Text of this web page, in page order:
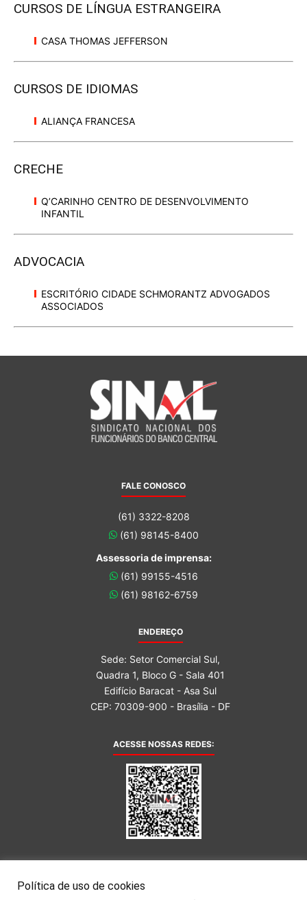
CURSOS DE LÍNGUA ESTRANGEIRA
CASA THOMAS JEFFERSON
CURSOS DE IDIOMAS
ALIANÇA FRANCESA
CRECHE
Q’CARINHO CENTRO DE DESENVOLVIMENTO
INFANTIL
ADVOCACIA
ESCRITÓRIO CIDADE SCHMORANTZ ADVOGADOS
ASSOCIADOS
FALE CONOSCO
(61) 3322-8208
(61) 98145-8400
Assessoria de imprensa:
(61) 99155-4516
(61) 98162-6759
ENDEREÇO
Sede: Setor Comercial Sul,
Quadra 1, Bloco G - Sala 401
Edifício Baracat - Asa Sul
CEP: 70309-900 - Brasília - DF
ACESSE NOSSAS REDES:
Política de uso de cookies